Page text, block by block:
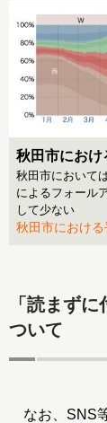
秋田市におけ
秋田市において
によるフォール
して少ない
秋田市におけ
「読まず
ついて
なお、SNS